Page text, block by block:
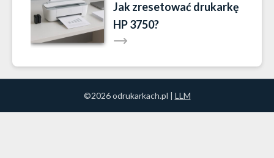
Jak zresetować drukarkę
HP 3750?
©2026 odrukarkach.pl | LLM